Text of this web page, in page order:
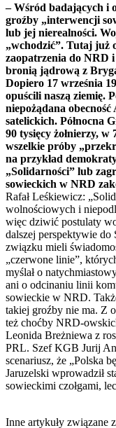
– Wśród badających i
groźby „interwencji
lub jej nierealności.
„wchodzić”. Tutaj już
zaopatrzenia do NRD i
bronią jądrową z
Dopiero 17 września
opuścili naszą ziemię.
niepożądana
satelickich. Północna
90 tysięcy żołnierzy, w
wszelkie próby
na przykład
„Solidarności” lub
sowieckich w NRD
Rafał Leśkiewicz:
wolnościowych i
więc dziwić postulaty
dalszej perspektywie do
związku mieli
„czerwone linie”,
myślał o
ani o odcinaniu linii
sowieckie w NRD.
takiej groźby nie ma. Z
też choćby NRD-
Leonida Breżniewa z
PRL. Szef KGB Jurij
scenariusz, że „Polska
Jaruzelski wprowadził
sowieckimi czołgami,
Inne artykuły związane